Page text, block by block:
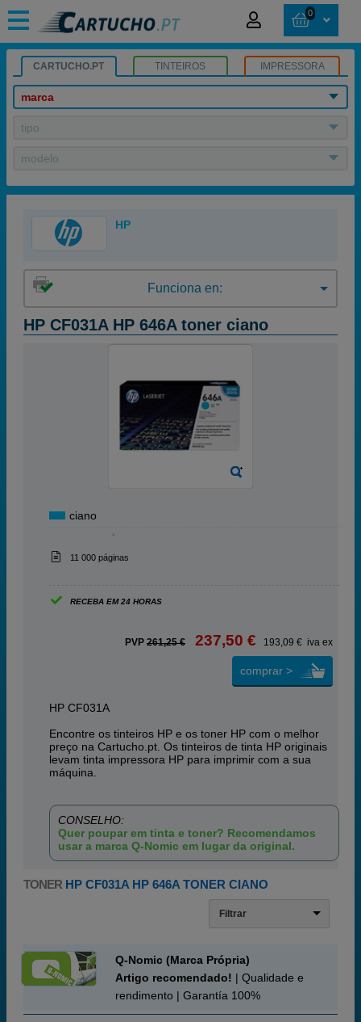
0
CARTUCHO.PT TINTEIROS IMPRESSORA
marca
tipo
modelo
HP
Funciona en:
HP CF031A HP 646A toner ciano
ciano
11 000 páginas
RECEBA EM 24 HORAS
PVP 261,25 € 237,50 € 193,09 € iva ex
comprar >
HP CF031A
Encontre os tinteiros HP e os toner HP com o melhor
preço na Cartucho.pt. Os tinteiros de tinta HP originais
levam tinta impressora HP para imprimir com a sua
máquina.
CONSELHO:
Quer poupar em tinta e toner? Recomendamos
usar a marca Q-Nomic em lugar da original.
TONER HP CF031A HP 646A TONER CIANO
Filtrar
Q-Nomic (Marca Própria)
Artigo recomendado! | Qualidade e
rendimento | Garantía 100%